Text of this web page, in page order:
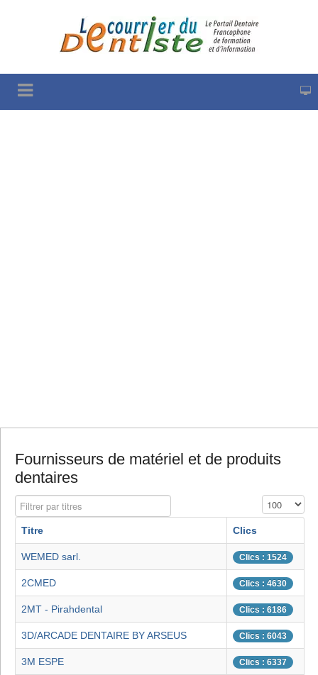
Fournisseurs de matériel et de produits
dentaires
Filtrer par titres Affichage #
Titre Clics
WEMED sarl. Clics : 1524
2CMED Clics : 4630
2MT - Pirahdental Clics : 6186
3D/ARCADE DENTAIRE BY ARSEUS Clics : 6043
3M ESPE Clics : 6337